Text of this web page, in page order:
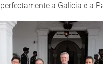
a Galicia e a